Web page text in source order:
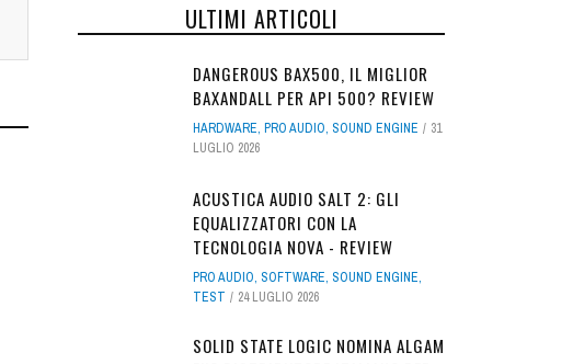
ULTIMI ARTICOLI
DANGEROUS BAX500, IL MIGLIOR
BAXANDALL PER API 500? REVIEW
HARDWARE, PRO AUDIO, SOUND ENGINE
31
LUGLIO 2026
ACUSTICA AUDIO SALT 2: GLI
EQUALIZZATORI CON LA
TECNOLOGIA NOVA - REVIEW
PRO AUDIO, SOFTWARE, SOUND ENGINE,
TEST
24 LUGLIO 2026
SOLID STATE LOGIC NOMINA ALGAM